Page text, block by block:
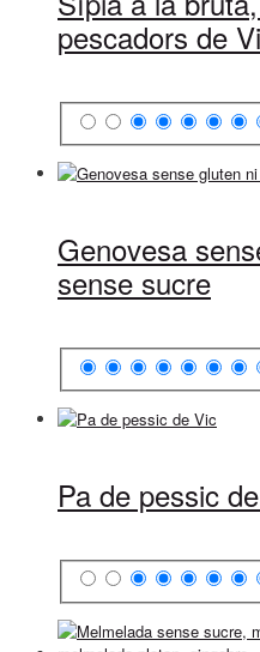
pescadors de
Genovesa
sense sucre
Pa de pessic